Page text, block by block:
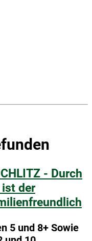
- Durch
der
5 und 8+ Sowie